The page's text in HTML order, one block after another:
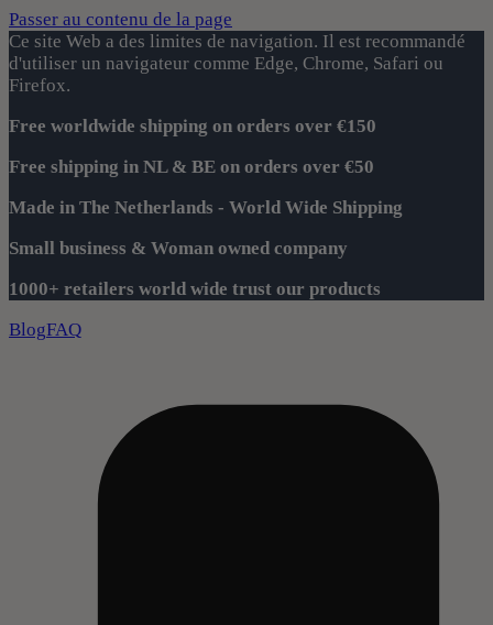
Passer au contenu de la page
Ce site Web a des limites de navigation. Il est recommandé
d'utiliser un navigateur comme Edge, Chrome, Safari ou
Firefox.
Free worldwide shipping on orders over €150
Free shipping in NL & BE on orders over €50
Made in The Netherlands - World Wide Shipping
Small business & Woman owned company
1000+ retailers world wide trust our products
BlogFAQ